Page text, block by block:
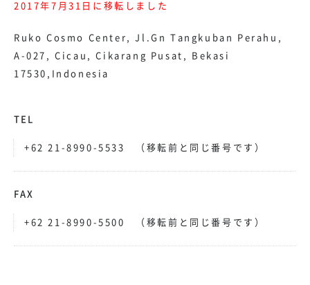
2017年7月31日に移転しました
Ruko Cosmo Center, Jl.Gn Tangkuban Perahu,
A-027, Cicau, Cikarang Pusat, Bekasi
17530,Indonesia
TEL
+62 21-8990-5533 （移転前と同じ番号です）
FAX
+62 21-8990-5500 （移転前と同じ番号です）